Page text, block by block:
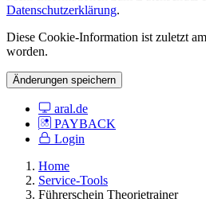
Datenschutzerklärung.
Diese Cookie-Information ist zuletzt
worden.
Änderungen speichern
aral.de
PAYBACK
Login
Home
Service-Tools
Führerschein Theorietrainer